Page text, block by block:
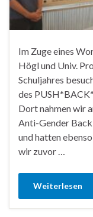
Im Zuge eines
Högl und Univ.
Schuljahres
des
Dort nahmen wir
Anti-Gender
und hatten
wir zuvor …
Weiterlesen